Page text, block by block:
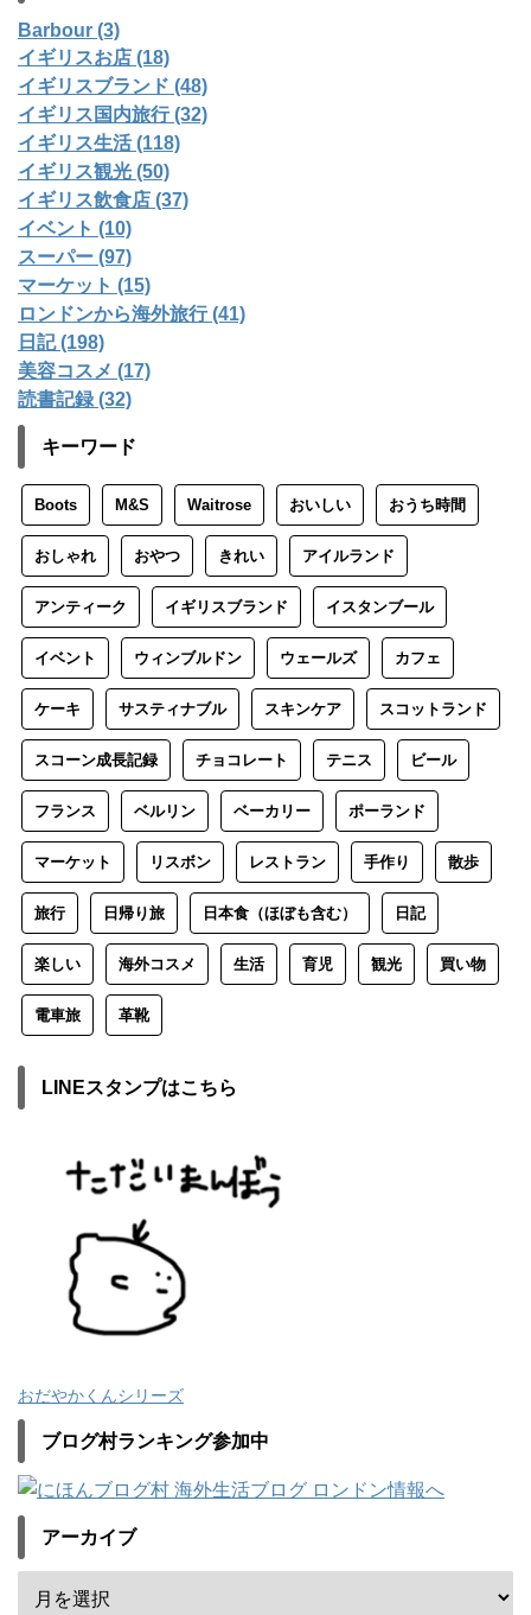
Barbour (3)
イギリスお店 (18)
イギリスブランド (48)
イギリス国内旅行 (32)
イギリス生活 (118)
イギリス観光 (50)
イギリス飲食店 (37)
イベント (10)
スーパー (97)
マーケット (15)
ロンドンから海外旅行 (41)
日記 (198)
美容コスメ (17)
読書記録 (32)
キーワード
Boots M&S Waitrose おいしい おうち時間
おしゃれ おやつ きれい アイルランド
アンティーク イギリスブランド イスタンブール
イベント ウィンブルドン ウェールズ カフェ
ケーキ サスティナブル スキンケア スコットランド
スコーン成長記録 チョコレート テニス ビール
フランス ベルリン ベーカリー ポーランド
マーケット リスボン レストラン 手作り 散歩
旅行 日帰り旅 日本食（ほぼも含む） 日記
楽しい 海外コスメ 生活 育児 観光 買い物
電車旅 革靴
LINEスタンプはこちら
おだやかくんシリーズ
ブログ村ランキング参加中
アーカイブ